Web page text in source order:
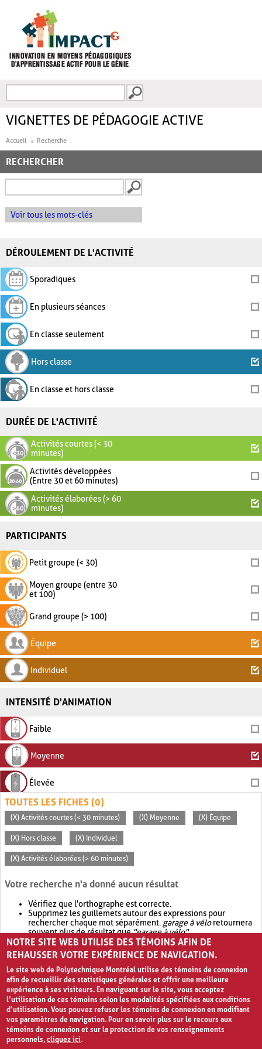
FORMULAIRE DE
VIGNETTES DE PÉDAGOGIE ACTIVE
Accueil Recherche
RECHERCHER
Voir tous les mots-clés
DÉROULEMENT DE L'ACTIVITÉ
Sporadiques
En plusieurs séances
En classe seulement
Hors classe
En classe et hors classe
DURÉE DE L'ACTIVITÉ
Activités courtes (< 30
minutes)
Activités développées
(Entre 30 et 60 minutes)
Activités élaborées (> 60
minutes)
PARTICIPANTS
Petit groupe (< 30)
Moyen groupe (entre 30
et 100)
Grand groupe (> 100)
Équipe
Individuel
INTENSITÉ D'ANIMATION
Faible
Moyenne
Élevée
TOUTES LES FICHES (0)
(X) Activités courtes (< 30 minutes) (X) Moyenne (X) Équipe
(X) Hors classe (X) Individuel
(X) Activités élaborées (> 60 minutes)
Votre recherche n'a donné aucun résultat
Vérifiez que l'orthographe est correcte.
Supprimez les guillemets autour des expressions pour
rechercher chaque mot séparément. garage à véloretournera
souvent plus de résultat que"garage à vélo".
Envisagez d'élargir votre recherche avec OR.garage OR vélo
retournera souvent plus de résultat quegarage à vélo
NOTRE SITE WEB UTILISE DES TÉMOINS AFIN DE
REHAUSSER VOTRE EXPÉRIENCE DE NAVIGATION.
Le site web de Polytechnique Montréal utilise des témoins de connexion
afin de recueillir des statistiques générales et offrir une meilleure
expérience à ses visiteurs. En naviguant sur le site, vous acceptez
l’utilisation de ces témoins selon les modalités spécifiées aux conditions
d’utilisation. Vous pouvez refuser les témoins de connexion en modifiant
vos paramètres de navigation. Pour en savoir plus sur le recours aux
témoins de connexion et sur la protection de vos renseignements
personnels,cliquez ici.